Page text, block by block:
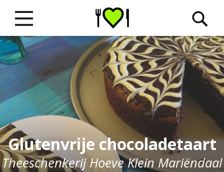
Glutenvrije chocoladetaart
Theeschenkerij Hoeve Klein Mariëndaal